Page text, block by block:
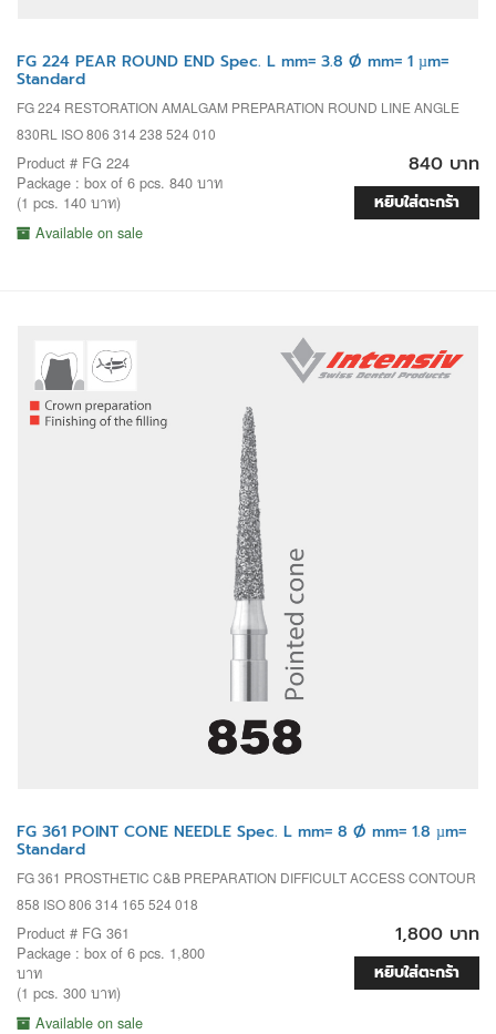
FG 224 PEAR ROUND END Spec. L mm= 3.8 Ø mm= 1 µm=
Standard
FG 224 RESTORATION AMALGAM PREPARATION ROUND LINE ANGLE
830RL ISO 806 314 238 524 010
Product # FG 224
Package : box of 6 pcs. 840 บาท
(1 pcs. 140 บาท)
Available on sale
840 บาท
หยิบใส่ตะกร้า
FG 361 POINT CONE NEEDLE Spec. L mm= 8 Ø mm= 1.8 µm=
Standard
FG 361 PROSTHETIC C&B PREPARATION DIFFICULT ACCESS CONTOUR
858 ISO 806 314 165 524 018
Product # FG 361
Package : box of 6 pcs. 1,800
บาท
(1 pcs. 300 บาท)
Available on sale
1,800 บาท
หยิบใส่ตะกร้า